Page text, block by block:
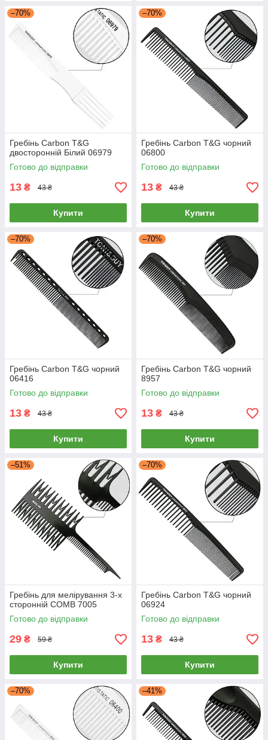
–70%
Гребінь Carbon T&G
двосторонній Білий 06979
Готово до відправки
13 ₴ 43 ₴
Купити
–70%
Гребінь Carbon T&G чорний
06800
Готово до відправки
13 ₴ 43 ₴
Купити
–70%
Гребінь Carbon T&G чорний
06416
Готово до відправки
13 ₴ 43 ₴
Купити
–70%
Гребінь Carbon T&G чорний
8957
Готово до відправки
13 ₴ 43 ₴
Купити
–51%
Гребінь для мелірування 3-х
сторонній COMB 7005
Готово до відправки
29 ₴ 59 ₴
Купити
–70%
Гребінь Carbon T&G чорний
06924
Готово до відправки
13 ₴ 43 ₴
Купити
–70% –41%